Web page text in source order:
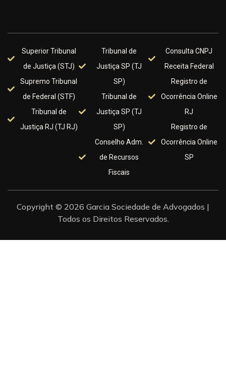
Superior Tribunal
de Justiça (STJ)
Supremo Tribunal
de Federal (STF)
Tribunal de
Justiça RJ (TJ RJ)
Tribunal de
Justiça SP (TJ
SP)
Tribunal de
Justiça SP (TJ
SP)
Conselho Adm.
de Recursos
Fiscais
Consulta CNPJ
Receita Federal
Registro de
Ocorrência Online
RJ
Registro de
Ocorrência Online
SP
Copyright © 2026 Garcia Sociedade de Advogados |
Todos os Direitos Reservados.